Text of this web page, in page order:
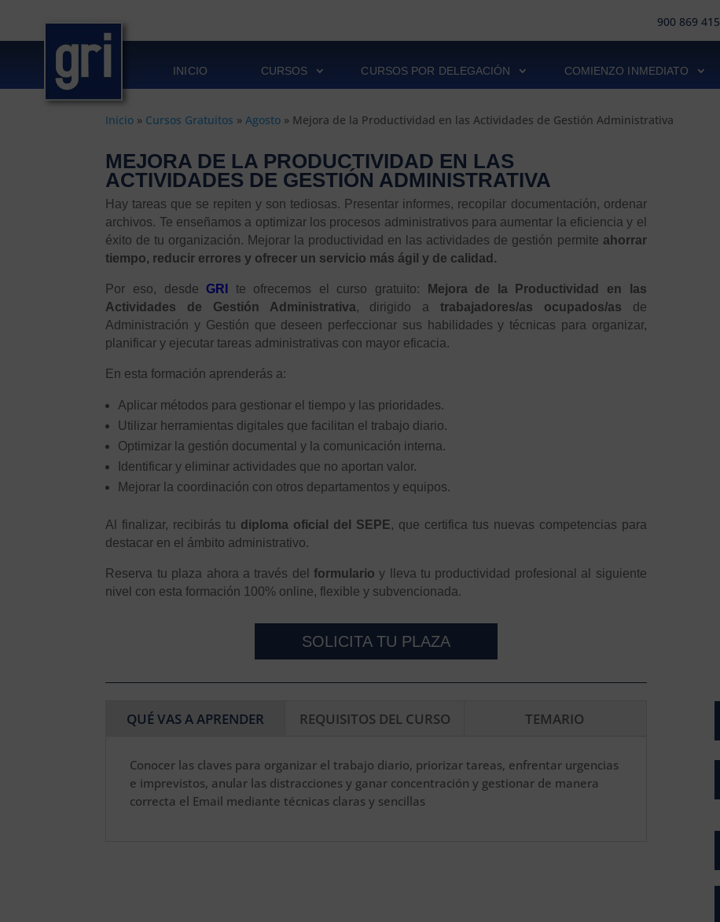
900 869 415
INICIO CURSOS CURSOS POR DELEGACIÓN COMIENZO INMEDIATO
Inicio » Cursos Gratuitos »Agosto » Mejora de la Productividad en las Actividades de Gestión Administrativa
MEJORA DE LA PRODUCTIVIDAD EN LAS
ACTIVIDADES DE GESTIÓN ADMINISTRATIVA
Hay tareas que se repiten y son tediosas. Presentar informes, recopilar documentación, ordenar
archivos. Te enseñamos a optimizar los procesos administrativos para aumentar la eficiencia y el
éxito de tu organización. Mejorar la productividad en las actividades de gestión permite ahorrar
tiempo, reducir errores y ofrecer un servicio más ágil y de calidad.
Por eso, desdeGRI te ofrecemos el curso gratuito:
Mejora de la Productividad en las
Actividades de Gestión Administrativa, dirigido a trabajadores/as ocupados/as de
Administración y Gestión que deseen perfeccionar sus habilidades y técnicas para organizar,
planificar y ejecutar tareas administrativas con mayor eficacia.
En esta formación aprenderás a:
Aplicar métodos para gestionar el tiempo y las prioridades.
Utilizar herramientas digitales que facilitan el trabajo diario.
Optimizar la gestión documental y la comunicación interna.
Identificar y eliminar actividades que no aportan valor.
Mejorar la coordinación con otros departamentos y equipos.
Al finalizar, recibirás tu diploma oficial del SEPE, que certifica tus nuevas competencias para
destacar en el ámbito administrativo.
Reserva tu plaza ahora a través del formulario y lleva tu productividad profesional al siguiente
nivel con esta formación 100% online, flexible y subvencionada.
SOLICITA TU PLAZA
QUÉ VAS A APRENDER REQUISITOS DEL CURSO TEMARIO
Conocer las claves para organizar el trabajo diario, priorizar tareas, enfrentar urgencias
e imprevistos, anular las distracciones y ganar concentración y gestionar de manera
correcta el Email mediante técnicas claras y sencillas